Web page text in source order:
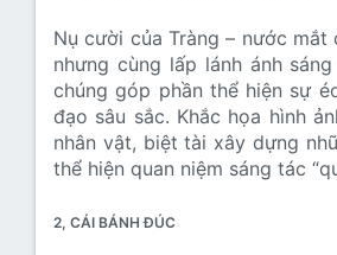
Nụ cười của Tràng – nước
nhưng cùng lấp lánh ánh
chúng góp phần thể hiện sự
đạo sâu sắc. Khắc họa hình
nhân vật, biệt tài xây dựng
thể hiện quan niệm sáng tác
2, CÁI BÁNH ĐÚC